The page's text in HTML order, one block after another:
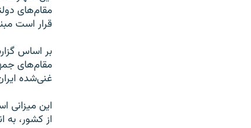
مقام‌های
قرار است
بر اساس
غنی‌شده
این میزانی
از کشور، به